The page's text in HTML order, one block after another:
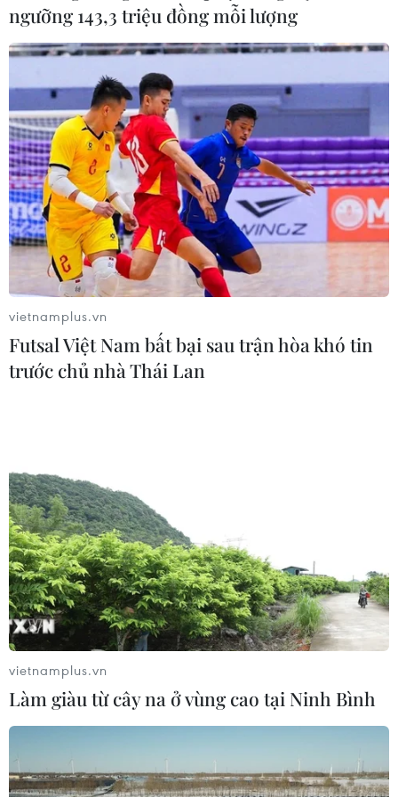
ngưỡng 143,3 triệu đồng mỗi lượng
vietnamplus.vn
Futsal Việt Nam bất bại sau trận hòa khó tin
trước chủ nhà Thái Lan
vietnamplus.vn
Làm giàu từ cây na ở vùng cao tại Ninh Bình